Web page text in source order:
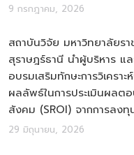
9 กรกฎาคม, 2026
สถาบันวิจัย มหาวิทยาลัยร
สุราษฎร์ธานี นำผู้บริหาร แ
อบรมเสริมทักษะการวิเครา
ผลลัพธ์ในการประเมินผลต
สังคม (SROI) จากการลงทุ
29 มิถุนายน, 2026